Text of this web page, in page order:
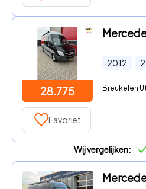
28.775
2012
Breukelen
Favoriet
Wij vergelijken: